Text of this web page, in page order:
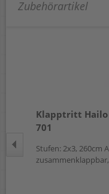
Zubehörartikel
Klapptritt Hailo
701
Stufen: 2x3, 260cm